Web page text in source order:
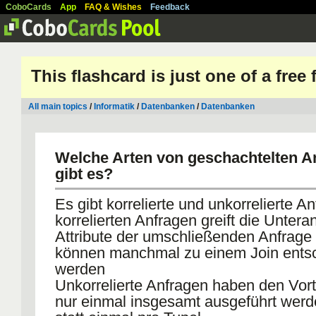
CoboCards App FAQ & Wishes Feedback
This flashcard is just one of a free
All main topics / Informatik / Datenbanken / Datenbanken
Welche Arten von geschachtelten
gibt es?
Es gibt korrelierte und unkorrelierte
korrelierten Anfragen greift die
Attribute der umschließenden
können manchmal zu einem Join
werden
Unkorrelierte Anfragen haben den
nur einmal insgesamt ausgeführt